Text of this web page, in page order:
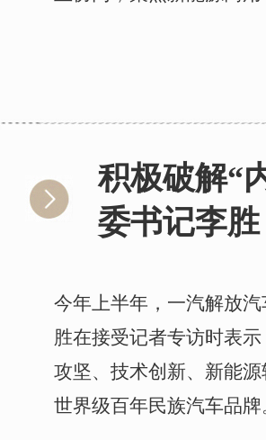
积极破解“
委书记李胜
今年上半年，一汽解放
胜在接受记者专访时表
攻坚、技术创新、新能
世界级百年民族汽车品牌